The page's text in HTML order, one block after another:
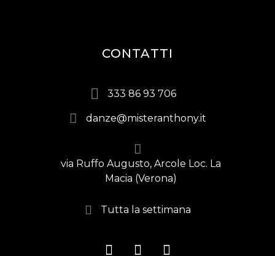
CONTATTI
333 86 93 706
danze@misteranthony.it
via Ruffo Augusto, Arcole Loc. La
Macia (Verona)
Tutta la settimana